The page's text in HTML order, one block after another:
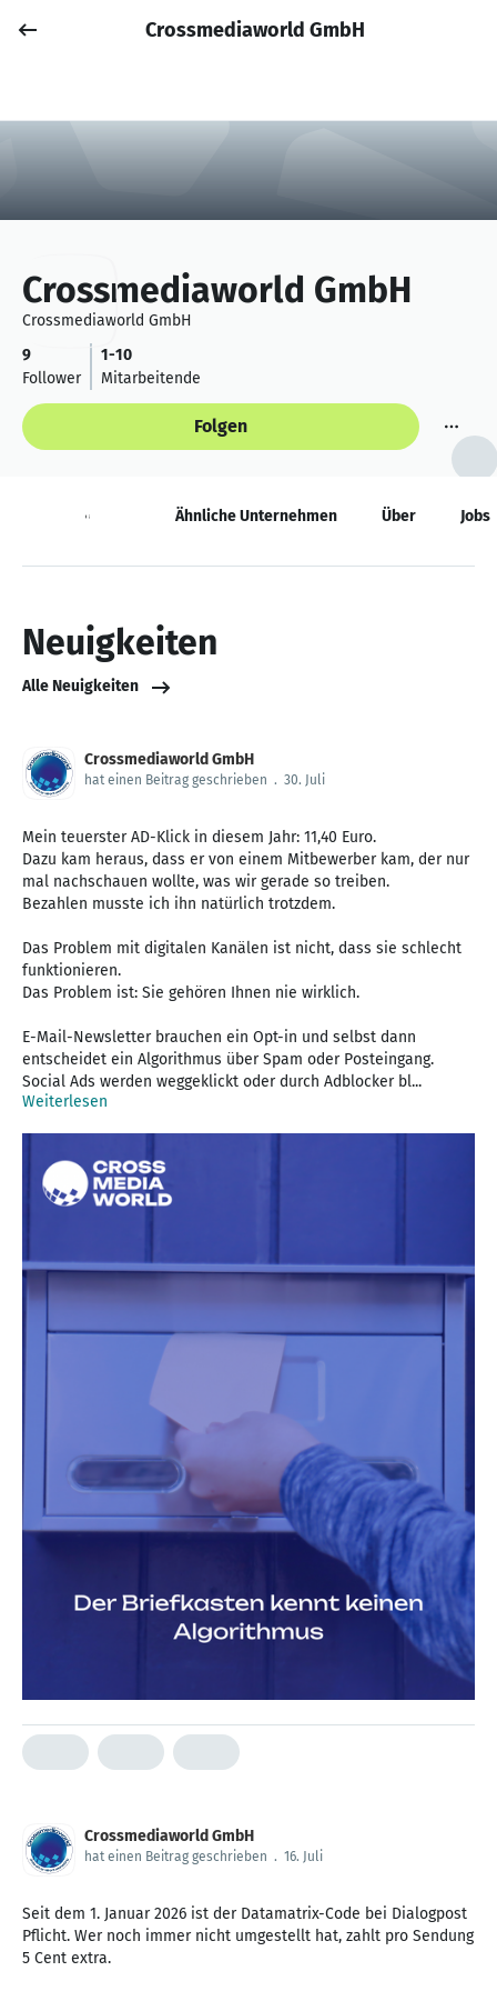
Anmelden
Crossmediaworld GmbH
Crossmediaworld GmbH
Crossmediaworld GmbH
9
Follower
1-10
Mitarbeitende
Folgen
Neuigkeiten Ähnliche Unternehmen Über Jobs
Neuigkeiten
Alle Neuigkeiten
Crossmediaworld GmbH
hat einen Beitrag geschrieben . 30. Juli
Mein teuerster AD-Klick in diesem Jahr: 11,40 Euro.
Dazu kam heraus, dass er von einem Mitbewerber kam, der nur
mal nachschauen wollte, was wir gerade so treiben.
Bezahlen musste ich ihn natürlich trotzdem.
Das Problem mit digitalen Kanälen ist nicht, dass sie schlecht
funktionieren.
Das Problem ist: Sie gehören Ihnen nie wirklich.
E-Mail-Newsletter brauchen ein Opt-in und selbst dann
entscheidet ein Algorithmus über Spam oder Posteingang.
Social Ads werden weggeklickt oder durch Adblocker bl...
Weiterlesen
Crossmediaworld GmbH
hat einen Beitrag geschrieben . 16. Juli
Seit dem 1. Januar 2026 ist der Datamatrix-Code bei Dialogpost
Pflicht. Wer noch immer nicht umgestellt hat, zahlt pro Sendung
5 Cent extra.